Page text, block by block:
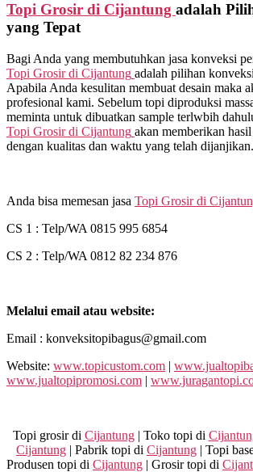
Topi Grosir di Cijantung adalah
yang Tepat
Bagi Anda yang membutuhkan jasa konveksi
Topi Grosir di Cijantung adalah pilihan
Apabila Anda kesulitan membuat desain maka
profesional kami. Sebelum topi diproduksi
meminta untuk dibuatkan sample terlwbih
Topi Grosir di Cijantung akan memberikan
dengan kualitas dan waktu yang telah dijanjikan.
Anda bisa memesan jasa Topi Grosir di
CS 1 : Telp/WA 0815 995 6854
CS 2 : Telp/WA 0812 82 234 876
Melalui email atau website:
Email : konveksitopibagus@gmail.com
Website: www.topicustom.com |
www.jualtopipromosi.com |
Topi grosir di Cijantung| Toko topi di
Cijantung | Pabrik topi di Cijantung | Topi
Produsen topi di Cijantung | Grosir topi di